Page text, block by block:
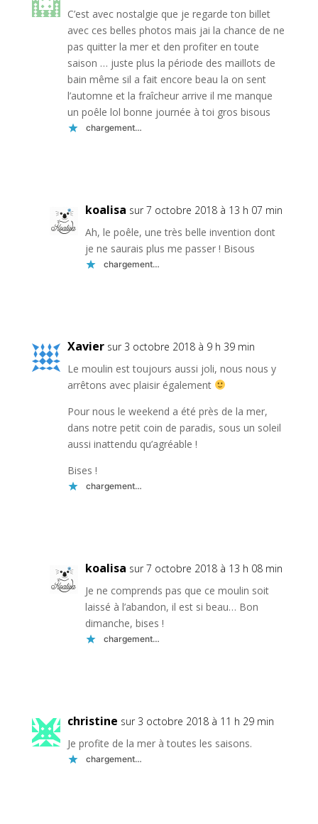
C’est avec nostalgie que je regarde ton billet
avec ces belles photos mais jai la chance de ne
pas quitter la mer et den profiter en toute
saison … juste plus la période des maillots de
bain même sil a fait encore beau la on sent
l’automne et la fraîcheur arrive il me manque
un poêle lol bonne journée à toi gros bisous
chargement…
koalisa sur 7 octobre 2018 à 13 h 07 min
Ah, le poêle, une très belle invention dont
je ne saurais plus me passer ! Bisous
chargement…
Xavier sur 3 octobre 2018 à 9 h 39 min
Le moulin est toujours aussi joli, nous nous y
arrêtons avec plaisir également
Pour nous le weekend a été près de la mer,
dans notre petit coin de paradis, sous un soleil
aussi inattendu qu’agréable !
Bises !
chargement…
koalisa sur 7 octobre 2018 à 13 h 08 min
Je ne comprends pas que ce moulin soit
laissé à l’abandon, il est si beau… Bon
dimanche, bises !
chargement…
christine sur 3 octobre 2018 à 11 h 29 min
Je profite de la mer à toutes les saisons.
chargement…